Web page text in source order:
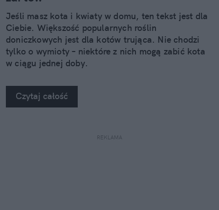
Jeśli masz kota i kwiaty w domu, ten tekst jest dla
Ciebie. Większość popularnych roślin
doniczkowych jest dla kotów trująca. Nie chodzi
tylko o wymioty – niektóre z nich mogą zabić kota
w ciągu jednej doby.
Czytaj całość
REKLAMA